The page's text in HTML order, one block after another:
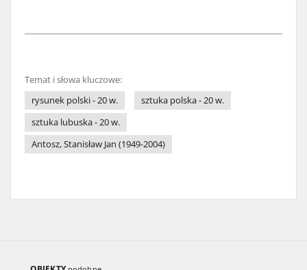
Temat i słowa kluczowe:
rysunek polski - 20 w.
sztuka polska - 20 w.
sztuka lubuska - 20 w.
Antosz, Stanisław Jan (1949-2004)